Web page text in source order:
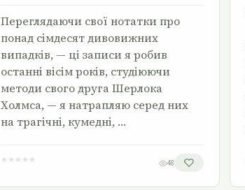
Переглядаючи свої нотатки про
понад сімдесят дивовижних
випадків, — ці записи я робив
останні вісім років, студіюючи
методи свого друга Шерлока
Холмса, — я натрапляю серед них
на трагічні, кумедні, …
★ ★ ★ ★ ★ 48